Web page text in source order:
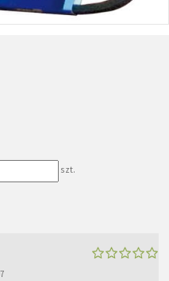
szt.